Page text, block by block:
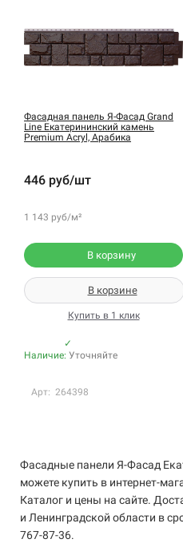
Фасадная панель Я-Фасад Grand
Line Екатерининский камень
Premium Acryl, Арабика
446 руб/шт
1 143 руб/м²
В корзину
В корзине
Купить в 1 клик
✓
Наличие: Уточняйте
Арт: 264398
Фасадные панели Я-Фасад
можете купить в интернет-
Каталог и цены на сайте.
и Ленинградской области в
767-87-36.